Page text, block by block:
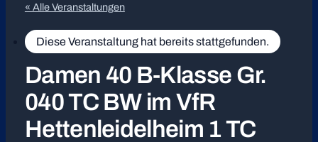
« Alle Veranstaltungen
Diese Veranstaltung hat bereits stattgefunden.
Damen 40 B-Klasse Gr.
040 TC BW im VfR
Hettenleidelheim 1 TC